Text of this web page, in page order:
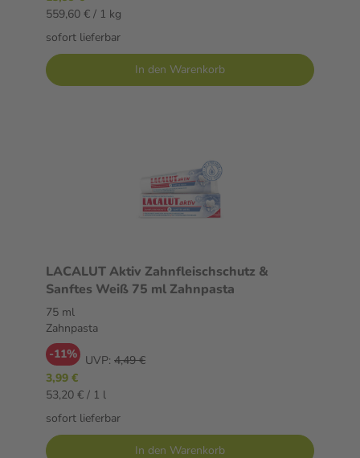
559,60 € / 1 kg
sofort lieferbar
In den Warenkorb
LACALUT Aktiv Zahnfleischschutz &
Sanftes Weiß 75 ml Zahnpasta
75 ml
Zahnpasta
-11% UVP: 4,49 €
3,99 €
53,20 € / 1 l
sofort lieferbar
In den Warenkorb